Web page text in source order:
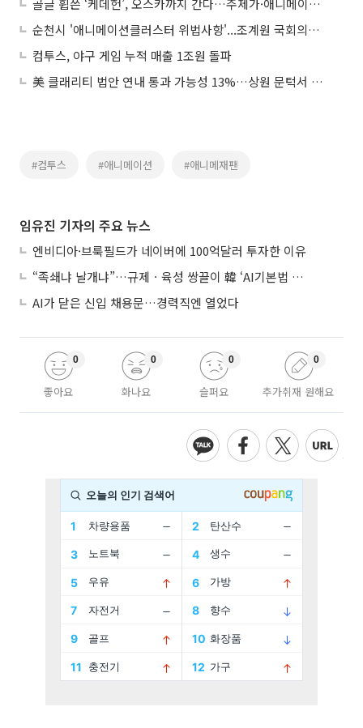
순천시 '애니메이션클러스터 위법사항'...조계원 국회의원 확인
컴투스, 야구 게임 누적 매출 1조원 돌파
美 클래리티 법안 연내 통과 가능성 13%…상원 문턱서 제동
#컴투스 #애니메이션 #애니메재팬
임유진 기자의 주요 뉴스
엔비디아·브룩필드가 네이버에 100억달러 투자한 이유
“족쇄냐 날개냐”…규제ㆍ육성 쌍끌이 韓 ‘AI기본법 개정안’ 오늘 시행
AI가 닫은 신입 채용문…경력직엔 열었다
좋아요
0
화나요
0
슬퍼요
0
추가취재 원해요
0